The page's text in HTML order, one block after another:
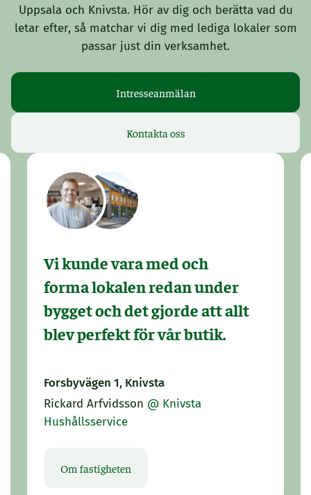
Uppsala och Knivsta. Hör av dig och berätta vad du
letar efter, så matchar vi dig med lediga lokaler som
passar just din verksamhet.
Intresseanmälan
Kontakta oss
Vi kunde vara med och
forma lokalen redan under
bygget och det gjorde att allt
blev perfekt för vår butik.
Forsbyvägen 1, Knivsta
Rickard Arfvidsson @ Knivsta
Hushållsservice
Om fastigheten